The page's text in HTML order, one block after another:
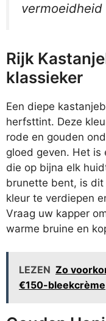
vermoeidheid
Rijk
klassieker
Een diepe
herfsttint. Deze
rode en gouden
gloed geven. Het is
die op bijna elk
brunette bent, is
kleur te verdiepen
Vraag uw kapper
warme bruine en
LEZEN Zo
€150-bleekcrème